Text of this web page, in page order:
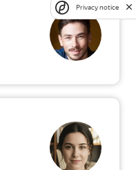
Privacy notice